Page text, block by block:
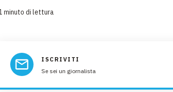
minuto di lettura
ISCRIVITI
Se sei un giornalista